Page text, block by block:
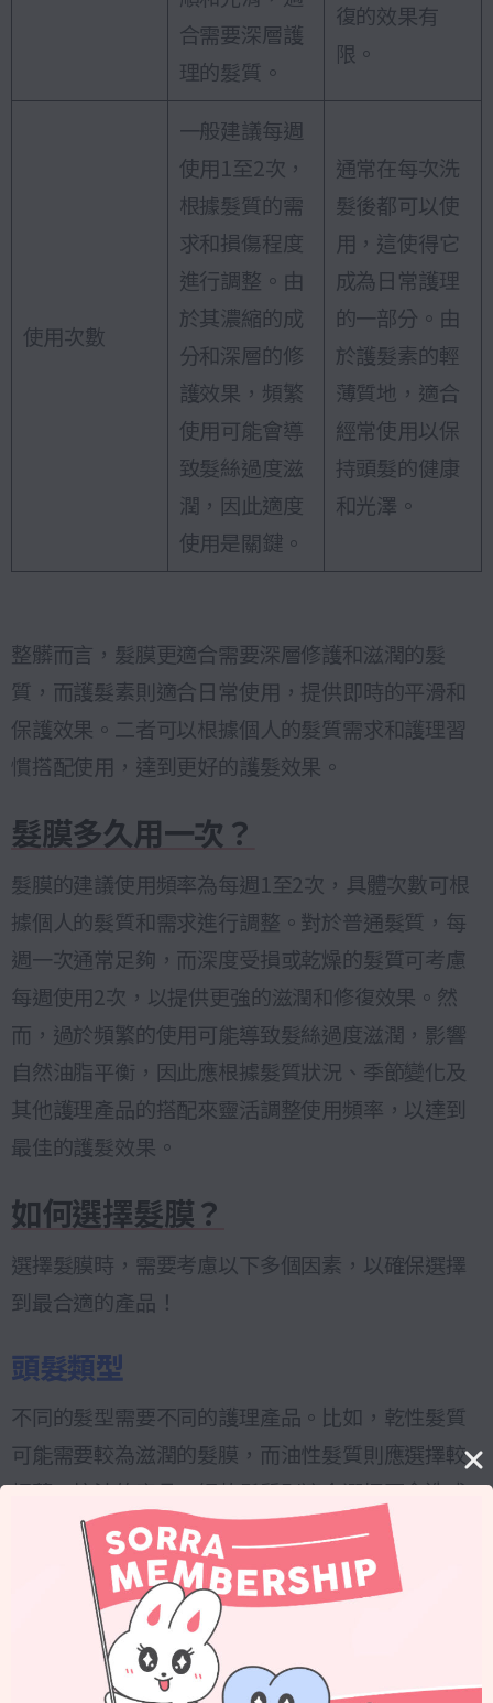
合需要深層護
理的髮質。
復的效果有
限。
使用次數
一般建議每週
使用1至2次，
根據髮質的需
求和損傷程度
進行調整。由
於其濃縮的成
分和深層的修
護效果，頻繁
使用可能會導
致髮絲過度滋
潤，因此適度
使用是關鍵。
通常在每次洗
髮後都可以使
用，這使得它
成為日常護理
的一部分。由
於護髮素的輕
薄質地，適合
經常使用以保
持頭髮的健康
和光澤。
整髒而言，髮膜更適合需要深層修護和滋潤的髮
質，而護髮素則適合日常使用，提供即時的平滑和
保護效果。二者可以根據個人的髮質需求和護理習
慣搭配使用，達到更好的護髮效果。
髮膜多久用一次？
髮膜的建議使用頻率為每週1至2次，具體次數可根
據個人的髮質和需求進行調整。對於普通髮質，每
週一次通常足夠，而深度受損或乾燥的髮質可考慮
每週使用2次，以提供更強的滋潤和修復效果。然
而，過於頻繁的使用可能導致髮絲過度滋潤，影響
自然油脂平衡，因此應根據髮質狀況、季節變化及
其他護理產品的搭配來靈活調整使用頻率，以達到
最佳的護髮效果。
如何選擇髮膜？
選擇髮膜時，需要考慮以下多個因素，以確保選擇
到最合適的產品！
頭髮類型
不同的髮型需要不同的護理產品。比如，乾性髮質
可能需要較為滋潤的髮膜，而油性髮質則應選擇較
輕薄、控油的產品。細軟髮質則適合選擇不會造成
負擔的輕盈髮膜，避免讓頭髮顯得扁塌。了解自己
的髮型特性有助於選擇最適合的髮膜。
頭髮問題
髮膜的選擇應根據具體的髮質問題來進行。如果頭